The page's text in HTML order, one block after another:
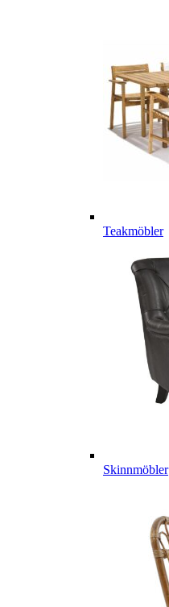
Teakmöbler
Skinnmöbler